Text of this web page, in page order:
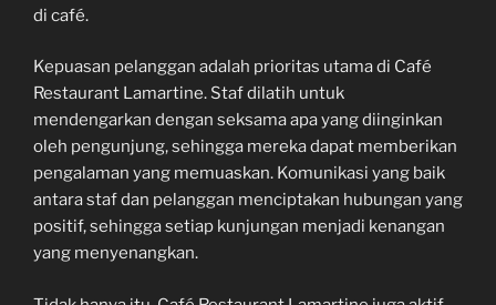
di café.
Kepuasan pelanggan adalah prioritas utama di Café
Restaurant Lamartine. Staf dilatih untuk
mendengarkan dengan seksama apa yang diinginkan
oleh pengunjung, sehingga mereka dapat memberikan
pengalaman yang memuaskan. Komunikasi yang baik
antara staf dan pelanggan menciptakan hubungan yang
positif, sehingga setiap kunjungan menjadi kenangan
yang menyenangkan.